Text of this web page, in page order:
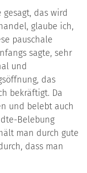
das wird
glaube ich,
pauschale
sagte, sehr
und
das
bekräftigt. Da
und belebt auch
Belebung
man durch gute
dass man